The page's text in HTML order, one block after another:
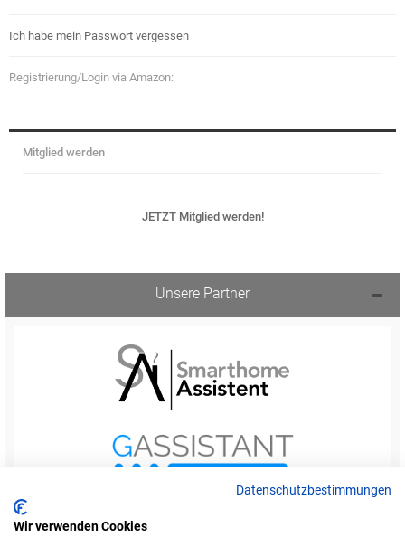
Ich habe mein Passwort vergessen
Registrierung/Login via Amazon:
Mitglied werden
JETZT Mitglied werden!
Unsere Partner
Datenschutzbestimmungen
Wir verwenden Cookies